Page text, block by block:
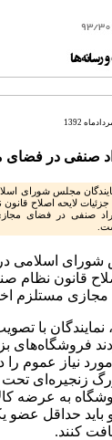
صنفی در
مجلس شورای
جزئیات لایحه اصلاح
صنفی در فضای
شورای اسلامی
قانون نظام
مستلزم
فروشگاه‌های
مورد نیاز عموم
زنجیره‌ای تحت
به عرضه
حداقل عضو
کنند.